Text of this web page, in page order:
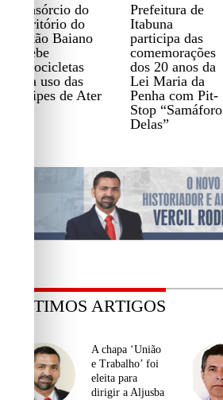
Consórcio do
Território do
Sertão Baiano
recebe
motocicletas
para uso das
equipes de Ater
Prefeitura de
Itabuna
participa das
comemorações
dos 20 anos da
Lei Maria da
Penha com Pit-
Stop “Samáforo
Delas”
ÚLTIMOS ARTIGOS
A chapa ‘União
e Trabalho’ foi
eleita para
dirigir a Aljusba